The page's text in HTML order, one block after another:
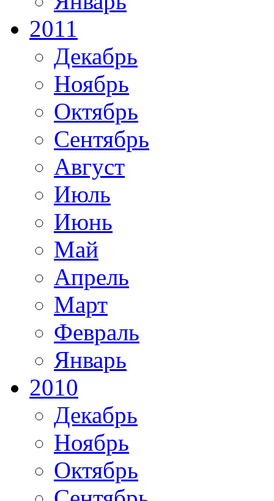
2011
Декабрь
Ноябрь
Октябрь
Сентябрь
Август
Июль
Июнь
Май
Апрель
Март
Февраль
Январь
2010
Декабрь
Ноябрь
Октябрь